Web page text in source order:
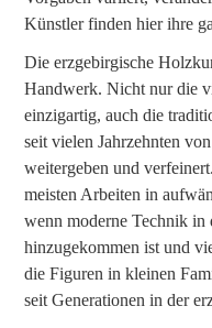
Künstler finden hier ihre
Die erzgebirgische
Handwerk. Nicht nur die
einzigartig, auch die
seit vielen Jahrzehnten
weitergeben und
meisten Arbeiten in
wenn moderne Technik in
hinzugekommen ist und
die Figuren in kleinen
seit Generationen in der